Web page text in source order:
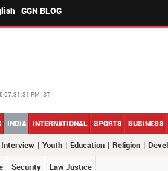
GGN BLOG
07:31:31 PM IST
INDIA INTERNATIONAL SPORTS BUSINESS
Interview | Youth | Education | Religion |
Security Law Justice